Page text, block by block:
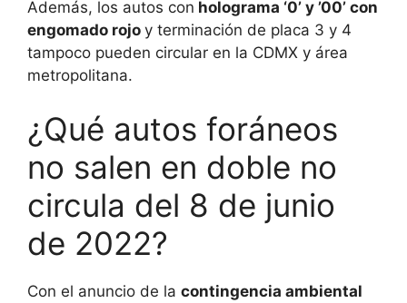
Además, los autos con holograma ‘0’ y ’00’ con
engomado rojo y terminación de placa 3 y 4
tampoco pueden circular en la CDMX y área
metropolitana.
¿Qué autos foráneos
no salen en doble no
circula del 8 de junio
de 2022?
Con el anuncio de la contingencia ambiental